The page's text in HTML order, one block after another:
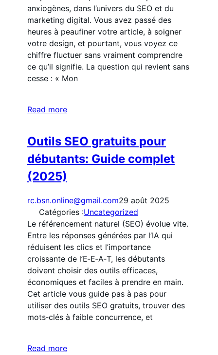
anxiogènes, dans l’univers du SEO et du
marketing digital. Vous avez passé des
heures à peaufiner votre article, à soigner
votre design, et pourtant, vous voyez ce
chiffre fluctuer sans vraiment comprendre
ce qu’il signifie. La question qui revient sans
cesse : « Mon
Read more
Outils SEO gratuits pour
débutants: Guide complet
(2025)
rc.bsn.online@gmail.com29 août 2025
Catégories :Uncategorized
Le référencement naturel (SEO) évolue vite.
Entre les réponses générées par l’IA qui
réduisent les clics et l’importance
croissante de l’E‑E‑A‑T, les débutants
doivent choisir des outils efficaces,
économiques et faciles à prendre en main.
Cet article vous guide pas à pas pour
utiliser des outils SEO gratuits, trouver des
mots‑clés à faible concurrence, et
Read more